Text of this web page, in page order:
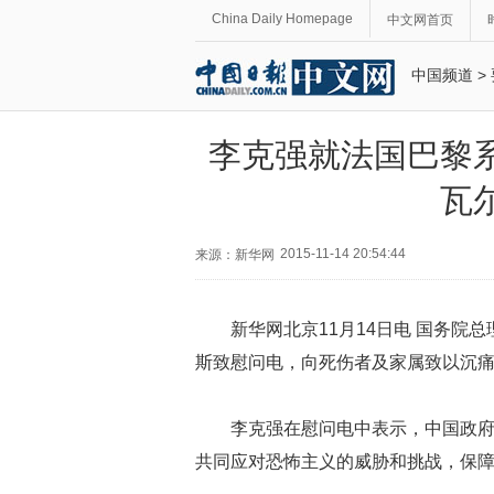
China Daily Homepage 中文网首页
中国频道 >
李克强就法国巴黎
瓦
来源：新华网 2015-11-14 20:54:44
新华网北京11 月 14日电 国务院总
斯致慰问电，向死伤者及家属致以沉
李克强在慰问电中表示，中国政
共同应对恐怖主义的威胁和挑战，保